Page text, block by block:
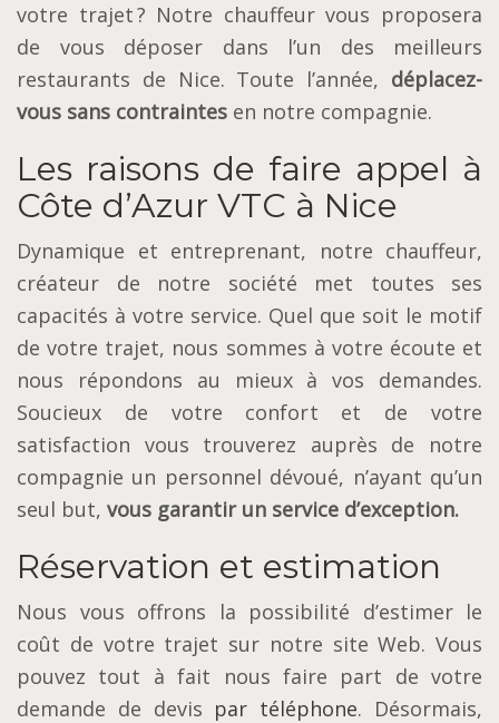
votre trajet ? Notre chauffeur vous proposera
de vous déposer dans l’un des meilleurs
restaurants de Nice. Toute l’année, déplacez-
vous sans contraintes en notre compagnie.
Les raisons de faire appel à
Côte d’Azur VTC à Nice
Dynamique et entreprenant, notre chauffeur,
créateur de notre société met toutes ses
capacités à votre service. Quel que soit le motif
de votre trajet, nous sommes à votre écoute et
nous répondons au mieux à vos demandes.
Soucieux de votre confort et de votre
satisfaction vous trouverez auprès de notre
compagnie un personnel dévoué, n’ayant qu’un
seul but, vous garantir un service d’exception.
Réservation et estimation
Nous vous offrons la possibilité d’estimer le
coût de votre trajet sur notre site Web. Vous
pouvez tout à fait nous faire part de votre
demande de devis par téléphone. Désormais,